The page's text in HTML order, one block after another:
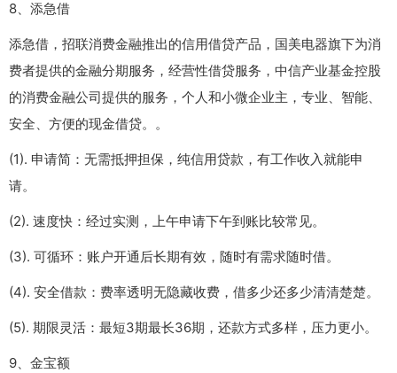
8、添急借
添急借，招联消费金融推出的信用借贷产品，国美电器旗下为消
费者提供的金融分期服务，经营性借贷服务，中信产业基金控股
的消费金融公司提供的服务，个人和小微企业主，专业、智能、
安全、方便的现金借贷。。
(1). 申请简：无需抵押担保，纯信用贷款，有工作收入就能申
请。
(2). 速度快：经过实测，上午申请下午到账比较常见。
(3). 可循环：账户开通后长期有效，随时有需求随时借。
(4). 安全借款：费率透明无隐藏收费，借多少还多少清清楚楚。
(5). 期限灵活：最短3期最长36期，还款方式多样，压力更小。
9、金宝额